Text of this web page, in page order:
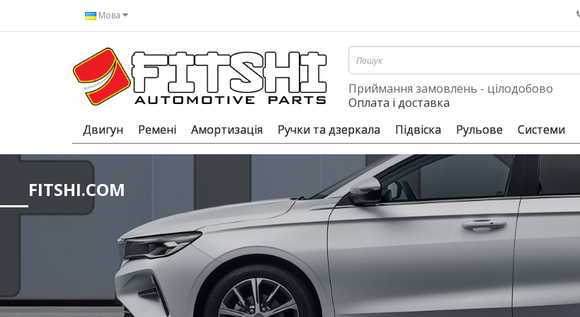
Мова
Приймання замовлень - цілодобово
Оплата і доставка
Двигун Ремені Амортизація Ручки та дзеркала Підвіска Рульове Системи
FITSHI.COM